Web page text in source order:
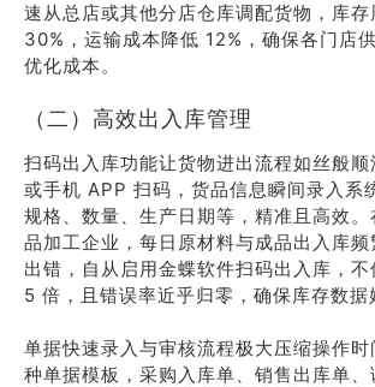
速从总店或其他分店仓库调配货物，库
30%，运输成本降低 12%，确保各门店
优化成本。
（二）高效出入库管理
扫码出入库功能让货物进出流程如丝般
或手机 APP 扫码，货品信息瞬间录入系
规格、数量、生产日期等，精准且高效
品加工企业，每日原材料与成品出入库
出错，自从启用金蝶软件扫码出入库，
5 倍，且错误率近乎归零，确保库存数据
单据快速录入与审核流程极大压缩操作
种单据模板，采购入库单、销售出库单